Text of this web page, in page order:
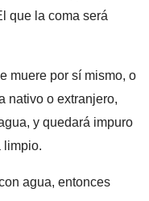
que la coma será
muere por sí mismo, o
nativo o extranjero,
y quedará impuro
limpio.
agua, entonces